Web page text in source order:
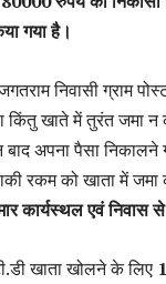
गया है।
निवासी ग्राम
खाते में तुरंत जमा न
अपना पैसा निकालने
रकम को खाता में
कार्यस्थल एवं निवास
खाता खोलने के लिए